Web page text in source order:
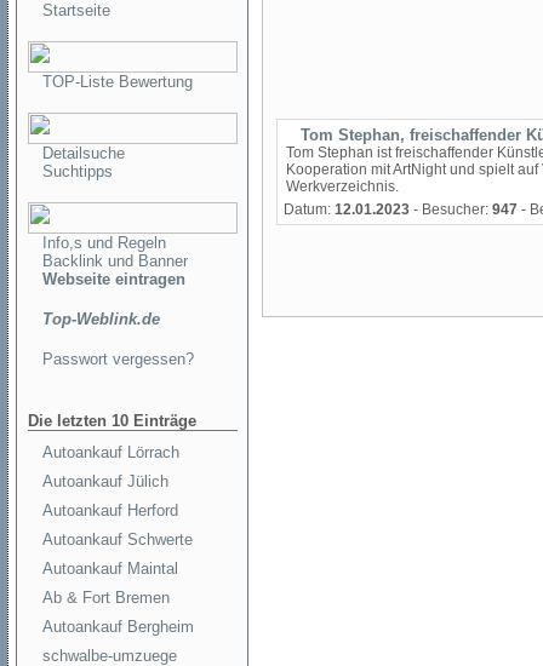
Startseite
TOP-Liste Bewertung
Detailsuche
Suchtipps
Info,s und Regeln
Backlink und Banner
Webseite eintragen
Top-Weblink.de
Passwort vergessen?
Die letzten 10 Einträge
Autoankauf Lörrach
Autoankauf Jülich
Autoankauf Herford
Autoankauf Schwerte
Autoankauf Maintal
Ab & Fort Bremen
Autoankauf Bergheim
schwalbe-umzuege
Tom Stephan, freischaffender
Tom Stephan ist freischaffender
Kooperation mit ArtNight und spielt
Werkverzeichnis.
Datum: 12.01.2023 - Besucher: 947 -